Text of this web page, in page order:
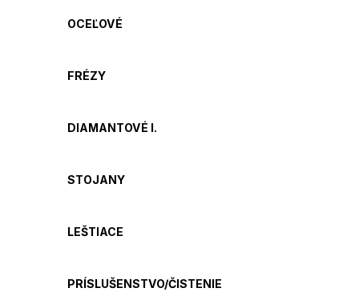
OCEĽOVÉ
FRÉZY
DIAMANTOVÉ I.
STOJANY
LEŠTIACE
PRÍSLUŠENSTVO/ČISTENIE